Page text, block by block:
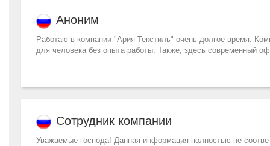
Аноним
Работаю в компании "Ария Текстиль" очень долгое время.
для человека без опыта работы. Также, здесь современный
Сотрудник компании
Уважаемые господа! Данная информация полностью не